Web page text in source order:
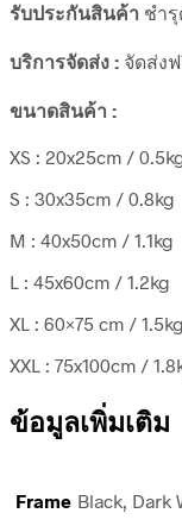
รับประกันสินค้า ชำ
บริการจัดส่ง : จัดส่ง
ขนาดสินค้า :
XS : 20x25cm /
S : 30x35cm / 0.8kg
M : 40x50cm / 1.1kg
L : 45x60cm / 1.2kg
XL : 60×75 cm / 1.5kg
XXL : 75x100cm /
ข้อมูลเพิ่มเติม
Frame Black, Dark